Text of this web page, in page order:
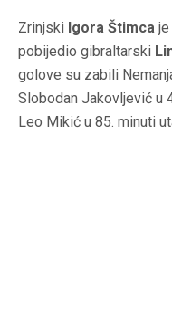
Zrinjski Igora Štimca
pobijedio gibraltarski
golove su zabili
Slobodan Jakovljević u
Leo Mikić u 85. minuti